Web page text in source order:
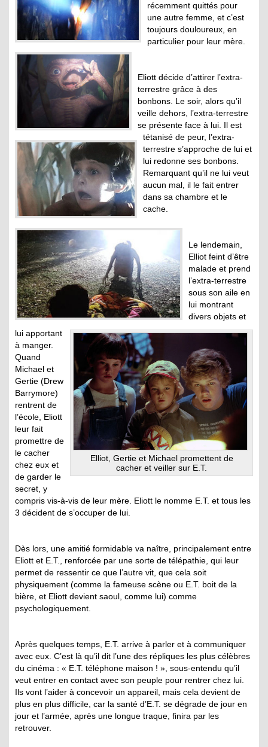
récemment quittés pour
une autre femme, et c’est
toujours douloureux, en
particulier pour leur mère.
Eliott décide d’attirer l’extra-
terrestre grâce à des
bonbons. Le soir, alors qu’il
veille dehors, l’extra-terrestre
se présente face à lui. Il est
tétanisé de peur, l’extra-
terrestre s’approche de lui et
lui redonne ses bonbons.
Remarquant qu’il ne lui veut
aucun mal, il le fait entrer
dans sa chambre et le
cache.
Elliot, Gertie et Michael promettent de
cacher et veiller sur E.T.
Le lendemain,
Elliot feint d’être
malade et prend
l’extra-terrestre
sous son aile en
lui montrant
divers objets et
lui apportant
à manger.
Quand
Michael et
Gertie (Drew
Barrymore)
rentrent de
l’école, Eliott
leur fait
promettre de
le cacher
chez eux et
de garder le
secret, y
compris vis-à-vis de leur mère. Eliott le nomme E.T. et tous les
3 décident de s’occuper de lui.
Dès lors, une amitié formidable va naître, principalement entre
Eliott et E.T., renforcée par une sorte de télépathie, qui leur
permet de ressentir ce que l’autre vit, que cela soit
physiquement (comme la fameuse scène ou E.T. boit de la
bière, et Eliott devient saoul, comme lui) comme
psychologiquement.
Après quelques temps, E.T. arrive à parler et à communiquer
avec eux. C’est là qu’il dit l’une des répliques les plus célèbres
du cinéma : « E.T. téléphone maison ! », sous-entendu qu’il
veut entrer en contact avec son peuple pour rentrer chez lui.
Ils vont l’aider à concevoir un appareil, mais cela devient de
plus en plus difficile, car la santé d’E.T. se dégrade de jour en
jour et l’armée, après une longue traque, finira par les
retrouver.